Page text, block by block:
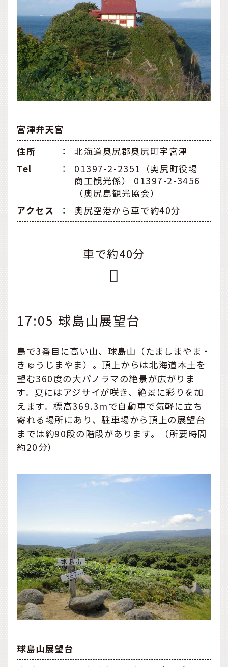
宮津弁天宮
住所
：
北海道奥尻郡奥尻町字宮津
Tel
：
01397-2-2351（奥尻町役場
商工観光係） 01397-2-3456
（奥尻島観光協会）
アクセス
： 奥尻空港から車で約40分
車で約40分
17:05 球島山展望台
島で3番目に高い山、球島山（たましまやま・
きゅうじまやま）。頂上からは北海道本土を
望む360度の大パノラマの絶景が広がりま
す。夏にはアジサイが咲き、絶景に彩りを加
えます。標高369.3mで自動車で気軽に立ち
寄れる場所にあり、駐車場から頂上の展望台
までは約90段の階段があります。（所要時間
約20分）
球島山展望台